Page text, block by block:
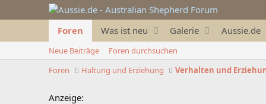
Foren Was ist neu Galerie Aussie.de
Neue Beiträge
Foren durchsuchen
Foren
Haltung und Erziehung Verhalten und
Anzeige: